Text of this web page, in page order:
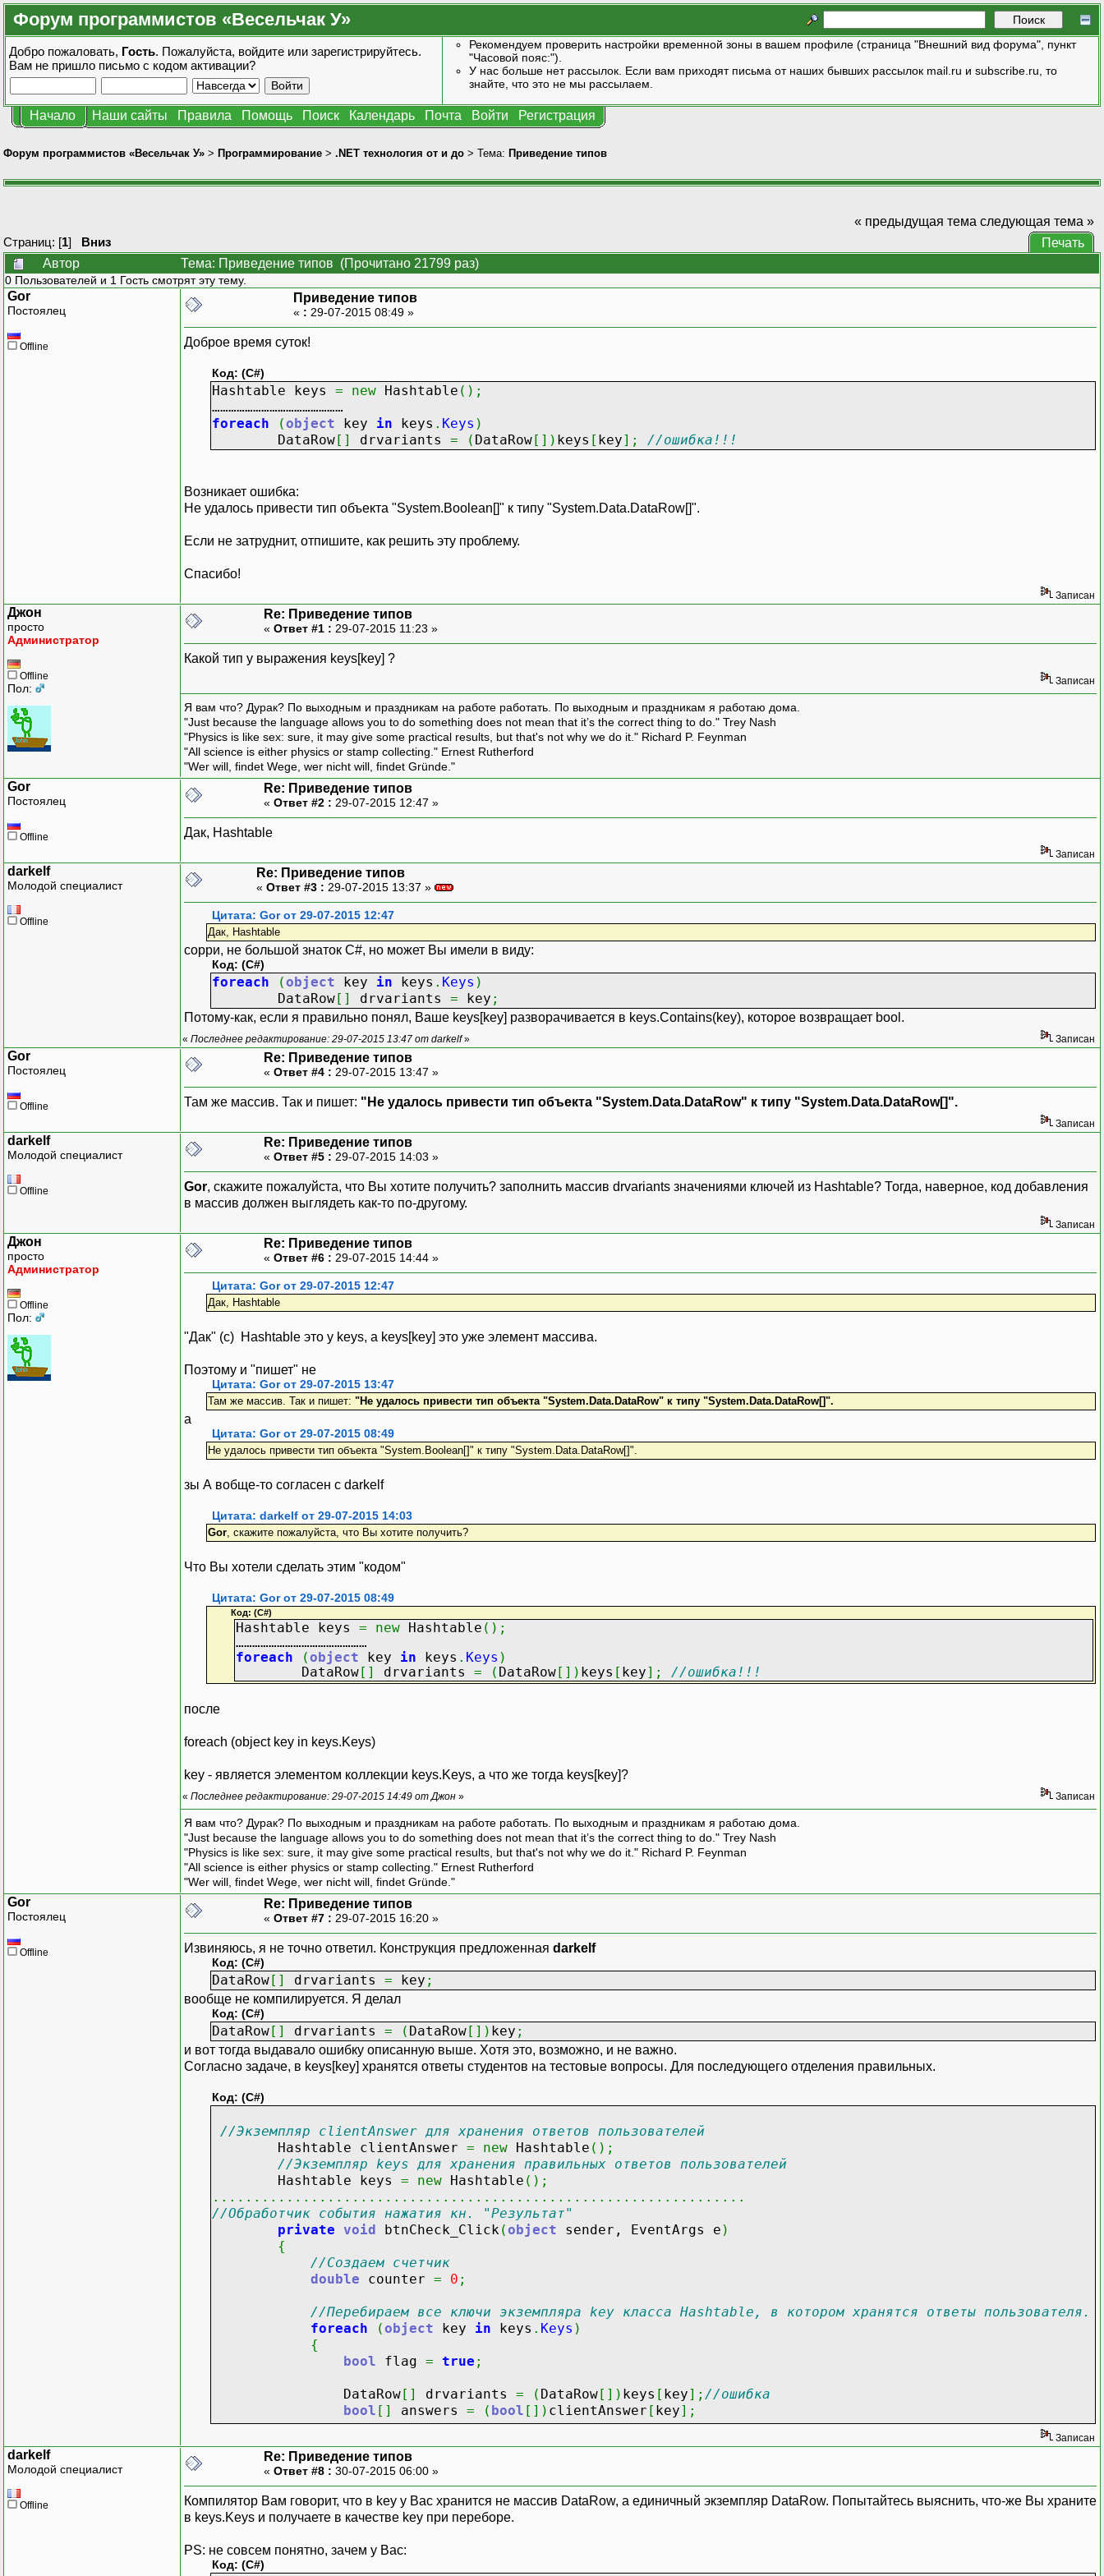
Форум программистов «Весельчак У»
Добро пожаловать, Гость. Пожалуйста, войдите или зарегистрируйтесь.
Вам не пришло письмо с кодом активации?
Рекомендуем проверить настройки временной зоны в вашем профиле (страница "Внешний вид форума", пункт
"Часовой пояс:").
У нас больше нет рассылок. Если вам приходят письма от наших бывших рассылок mail.ru и subscribe.ru, то
знайте, что это не мы рассылаем.
Начало Наши сайты Правила Помощь Поиск Календарь Почта Войти Регистрация
Форум программистов «Весельчак У» > Программирование > .NET технология от и до > Тема: Приведение типов
Страниц: [1] Вниз
« предыдущая тема следующая тема »
Печать
Автор
Тема: Приведение типов (Прочитано 21799 раз)
0 Пользователей и 1 Гость смотрят эту тему.
Gor
Постоялец
Offline
Приведение типов
« : 29-07-2015 08:49 »
Доброе время суток!
Код: (C#)
Hashtable keys = new Hashtable ( ) ;
…………………………………………
foreach
(object key in keys . Keys )
DataRow[ ] drvariants = ( DataRow[ ] ) keys [ key] ; //ошибка!!!
Возникает ошибка:
Не удалось привести тип объекта "System.Boolean[]" к типу "System.Data.DataRow[]".
Если не затруднит, отпишите, как решить эту проблему.
Спасибо!
Записан
Джон
просто
Администратор
Offline
Пол:
Re: Приведение типов
« Ответ #1 : 29-07-2015 11:23 »
Какой тип у выражения keys[key] ?
Записан
Я вам что? Дурак? По выходным и праздникам на работе работать. По выходным и праздникам я работаю дома.
"Just because the language allows you to do something does not mean that it’s the correct thing to do." Trey Nash
"Physics is like sex: sure, it may give some practical results, but that's not why we do it." Richard P. Feynman
"All science is either physics or stamp collecting." Ernest Rutherford
"Wer will, findet Wege, wer nicht will, findet Gründe."
Gor
Постоялец
Offline
Re: Приведение типов
« Ответ #2 : 29-07-2015 12:47 »
Дак, Hashtable
Записан
darkelf
Молодой специалист
Offline
Re: Приведение типов
« Ответ #3 : 29-07-2015 13:37 »
Цитата: Gor от 29-07-2015 12:47
Дак, Hashtable
сорри, не большой знаток C#, но может Вы имели в виду:
Код: (C#)
foreach (object key in keys . Keys )
DataRow[ ] drvariants = key ;
Потому-как, если я правильно понял, Ваше keys[key] разворачивается в keys.Contains(key), которое возвращает bool.
« Последнее редактирование: 29-07-2015 13:47 от darkelf» Записан
Gor
Постоялец
Offline
Re: Приведение типов
« Ответ #4 : 29-07-2015 13:47 »
Там же массив. Так и пишет: "Не удалось привести тип объекта "System.Data.DataRow" к типу "System.Data.DataRow[]".
Записан
darkelf
Молодой специалист
Offline
Re: Приведение типов
« Ответ #5 : 29-07-2015 14:03 »
Gor, скажите пожалуйста, что Вы хотите получить? заполнить массив drvariants значениями ключей из Hashtable? Тогда, наверное, код добавления
в массив должен выглядеть как-то по-другому.
Записан
Джон
просто
Администратор
Offline
Пол:
Re: Приведение типов
« Ответ #6 : 29-07-2015 14:44 »
Цитата: Gor от 29-07-2015 12:47
Дак, Hashtable
"Дак" (с) Hashtable это у keys, a keys[key] это уже элемент массива.
Поэтому и "пишет" не
Цитата: Gor от 29-07-2015 13:47
Там же массив. Так и пишет: "Не удалось привести тип объекта "System.Data.DataRow" к типу "System.Data.DataRow[]".
а
Цитата: Gor от 29-07-2015 08:49
Не удалось привести тип объекта "System.Boolean[]" к типу "System.Data.DataRow[]".
зы А вобще-то согласен с darkelf
Цитата: darkelf от 29-07-2015 14:03
Gor, скажите пожалуйста, что Вы хотите получить?
Что Вы хотели сделать этим "кодом"
Цитата: Gor от 29-07-2015 08:49
Код: (C#)
Hashtable keys = newHashtable ( ) ;
…………………………………………
foreach
(object key in keys . Keys )
DataRow[ ] drvariants = ( DataRow[ ] ) keys [ key] ; //ошибка!!!
после
foreach (object key in keys.Keys)
key - является элементом коллекции keys.Keys, а что же тогда keys[key]?
« Последнее редактирование: 29-07-2015 14:49 от Джон » Записан
Я вам что? Дурак? По выходным и праздникам на работе работать. По выходным и праздникам я работаю дома.
"Just because the language allows you to do something does not mean that it’s the correct thing to do." Trey Nash
"Physics is like sex: sure, it may give some practical results, but that's not why we do it." Richard P. Feynman
"All science is either physics or stamp collecting." Ernest Rutherford
"Wer will, findet Wege, wer nicht will, findet Gründe."
Gor
Постоялец
Offline
Re: Приведение типов
« Ответ #7 : 29-07-2015 16:20 »
Извиняюсь, я не точно ответил. Конструкция предложенная darkelf
Код: (C#)
DataRow[ ] drvariants = key ;
вообще не компилируется. Я делал
Код: (C#)
DataRow[ ] drvariants = ( DataRow[ ] ) key ;
и вот тогда выдавало ошибку описанную выше. Хотя это, возможно, и не важно.
Согласно задаче, в keys[key] хранятся ответы студентов на тестовые вопросы. Для последующего отделения правильных.
Код: (C#)
//Экземпляр clientAnswer для хранения ответов пользователей
Hashtable clientAnswer = new Hashtable ( ) ;
//Экземпляр keys для хранения правильных ответов пользователей
Hashtable keys = new Hashtable ( ) ;
.................................................................
//Обработчик события нажатия кн. "Результат"
private void btnCheck_Click (object sender, EventArgs e )
{
//Создаем счетчик
double counter = 0 ;
//Перебираем все ключи экземпляра key класса Hashtable, в котором хранятся ответы пользователя.
foreach
(object key in keys . Keys )
{
bool flag = true ;
DataRow[ ] drvariants = ( DataRow[ ] ) keys [ key] ; //ошибка
bool [ ] answers = ( bool [ ] ) clientAnswer [ key] ;
inti= 0;
foreach (DataRow drvariant
if ( ((bool)drvariant["isRight"] ) ==answers[i++] )
{
}
Записан
darkelf
Молодой специалист
Offline
Re: Приведение типов
« Ответ #8 : 30-07-2015 06:00 »
Компилятор Вам говорит, что в key у Вас хранится не массив DataRow, а единичный экземпляр DataRow. Попытайтесь выяснить, что-же Вы храните
в keys.Keys и получаете в качестве key при переборе.
PS: не совсем понятно, зачем у Вас:
Код: (C#)